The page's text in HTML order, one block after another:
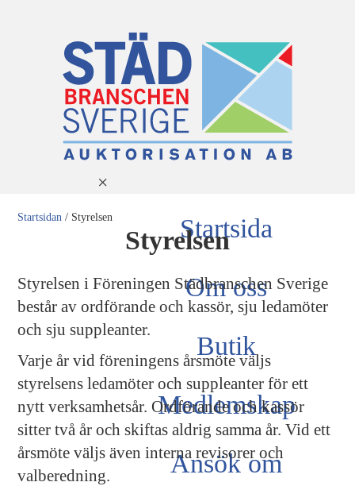
Startsida
Om oss
Butik
Medlemskap
Ansök om
Startsidan / Styrelsen
Styrelsen
Styrelsen i Föreningen Städbranschen Sverige
består av ordförande och kassör, sju ledamöter
och sju suppleanter.
Varje år vid föreningens årsmöte väljs
styrelsens ledamöter och suppleanter för ett
nytt verksamhetsår. Ordförande och kassör
sitter två år och skiftas aldrig samma år. Vid ett
årsmöte väljs även interna revisorer och
valberedning.